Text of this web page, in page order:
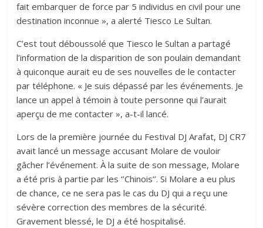
fait embarquer de force par 5 individus en civil pour une
destination inconnue », a alerté Tiesco Le Sultan.
C’est tout déboussolé que Tiesco le Sultan a partagé
l’information de la disparition de son poulain demandant
à quiconque aurait eu de ses nouvelles de le contacter
par téléphone. « Je suis dépassé par les événements. Je
lance un appel à témoin à toute personne qui l’aurait
aperçu de me contacter », a-t-il lancé.
Lors de la première journée du Festival DJ Arafat, DJ CR7
avait lancé un message accusant Molare de vouloir
gâcher l’événement. À la suite de son message, Molare
a été pris à partie par les ‘’Chinois’’. Si Molare a eu plus
de chance, ce ne sera pas le cas du DJ qui a reçu une
sévère correction des membres de la sécurité.
Gravement blessé, le DJ a été hospitalisé.